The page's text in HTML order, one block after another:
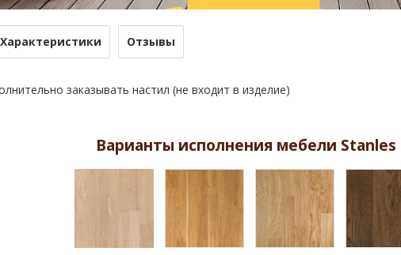
Характеристики Отзывы
заказывать настил (не входит в изделие)
Варианты исполнения мебели Stanles